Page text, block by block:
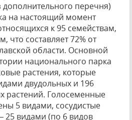
перечня)
на настоящий момент
к 95 семействам,
что составляет 72% от
области. Основной
национального парка
растения, которые
двудольных и 196
растений. Голосеменные
5 видами, сосудистые
25 видами (по 6 видов